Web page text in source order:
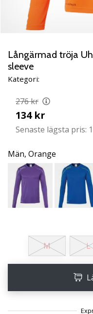
känna
PUMA
Accelerate
NITRO
SQD
handbollsskorna!
Upptäck
de
och
ta
reda
på
om
25. 11. 2024
1 min. läsning
a
Långärmad tröja
sleeve
Kategori:
276 kr
134 kr
Senaste lägsta pris:
Män, Orange
M L